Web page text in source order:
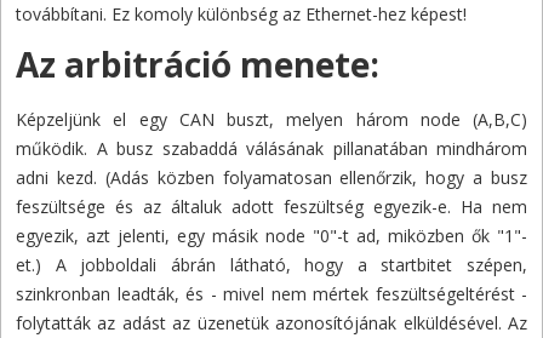
továbbítani. Ez komoly különbség az Ethernet-hez képest!
Az arbitráció menete:
Képzeljünk el egy CAN buszt, melyen három node (A,B,C)
működik. A busz szabaddá válásának pillanatában mindhárom
adni kezd. (Adás közben folyamatosan ellenőrzik, hogy a busz
feszültsége és az általuk adott feszültség egyezik-e. Ha nem
egyezik, azt jelenti, egy másik node "0"-t ad, miközben ők "1"-
et.) A jobboldali ábrán látható, hogy a startbitet szépen,
szinkronban leadták, és - mivel nem mértek feszültségeltérést -
folytatták az adást az üzenetük azonosítójának elküldésével. Az